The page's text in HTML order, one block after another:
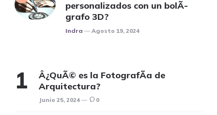
personalizados con un bolÃ­
grafo 3D?
Posted
Indra Agosto 19, 2024
Â¿QuÃ© es la FotografÃ­a de
Arquitectura?
Junio 25, 2024 0